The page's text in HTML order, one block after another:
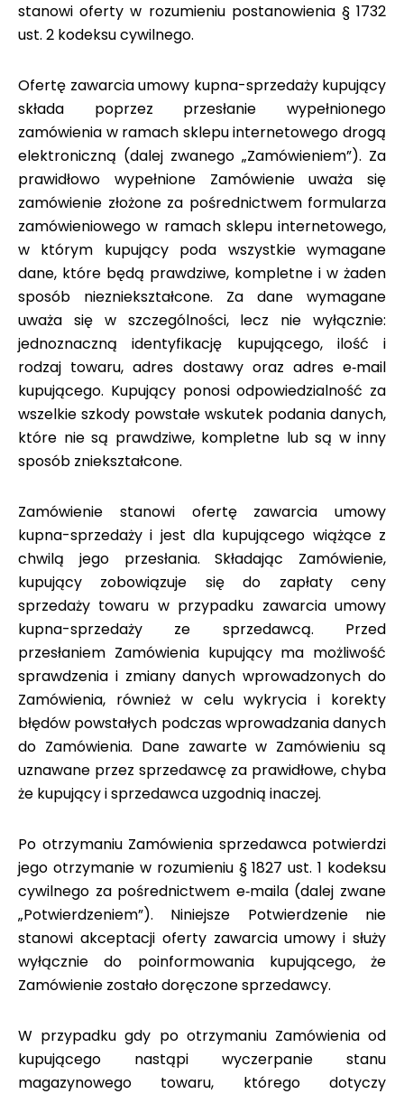
stanowi oferty w rozumieniu postanowienia § 1732
ust. 2 kodeksu cywilnego.
Ofertę zawarcia umowy kupna-sprzedaży kupujący
składa poprzez przesłanie wypełnionego
zamówienia w ramach sklepu internetowego drogą
elektroniczną (dalej zwanego „Zamówieniem”). Za
prawidłowo wypełnione Zamówienie uważa się
zamówienie złożone za pośrednictwem formularza
zamówieniowego w ramach sklepu internetowego,
w którym kupujący poda wszystkie wymagane
dane, które będą prawdziwe, kompletne i w żaden
sposób niezniekształcone. Za dane wymagane
uważa się w szczególności, lecz nie wyłącznie:
jednoznaczną identyfikację kupującego, ilość i
rodzaj towaru, adres dostawy oraz adres e‑mail
kupującego. Kupujący ponosi odpowiedzialność za
wszelkie szkody powstałe wskutek podania danych,
które nie są prawdziwe, kompletne lub są w inny
sposób zniekształcone.
Zamówienie stanowi ofertę zawarcia umowy
kupna-sprzedaży i jest dla kupującego wiążące z
chwilą jego przesłania. Składając Zamówienie,
kupujący zobowiązuje się do zapłaty ceny
sprzedaży towaru w przypadku zawarcia umowy
kupna-sprzedaży ze sprzedawcą. Przed
przesłaniem Zamówienia kupujący ma możliwość
sprawdzenia i zmiany danych wprowadzonych do
Zamówienia, również w celu wykrycia i korekty
błędów powstałych podczas wprowadzania danych
do Zamówienia. Dane zawarte w Zamówieniu są
uznawane przez sprzedawcę za prawidłowe, chyba
że kupujący i sprzedawca uzgodnią inaczej.
Po otrzymaniu Zamówienia sprzedawca potwierdzi
jego otrzymanie w rozumieniu § 1827 ust. 1 kodeksu
cywilnego za pośrednictwem e‑maila (dalej zwane
„Potwierdzeniem”). Niniejsze Potwierdzenie nie
stanowi akceptacji oferty zawarcia umowy i służy
wyłącznie do poinformowania kupującego, że
Zamówienie zostało doręczone sprzedawcy.
W przypadku gdy po otrzymaniu Zamówienia od
kupującego nastąpi wyczerpanie stanu
magazynowego towaru, którego dotyczy